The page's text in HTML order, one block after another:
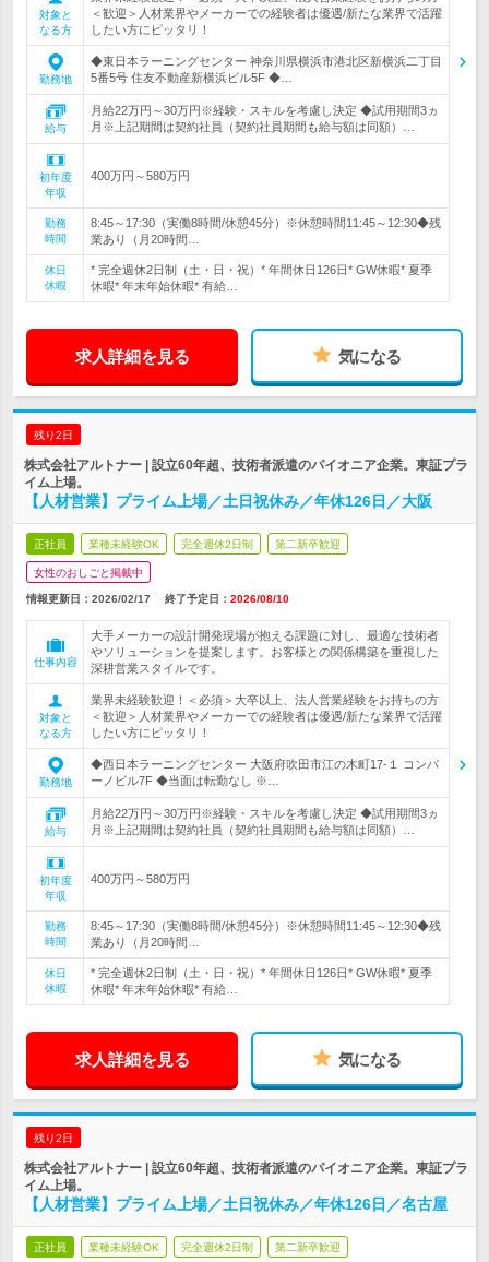
対象と
なる方
＜歓迎＞人材業界やメーカーでの経験者は優遇/新たな業界で活躍
したい方にピッタリ！
勤務地
◆東日本ラーニングセンター 神奈川県横浜市港北区新横浜二丁目
5番5号 住友不動産新横浜ビル5F ◆…
給与
月給22万円～30万円※経験・スキルを考慮し決定 ◆試用期間3ヵ
月※上記期間は契約社員（契約社員期間も給与額は同額）…
初年度
年収
400万円～580万円
勤務
時間
8:45～17:30（実働8時間/休憩45分）※休憩時間11:45～12:30◆残
業あり（月20時間…
休日
休暇
* 完全週休2日制（土・日・祝）* 年間休日126日* GW休暇* 夏季
休暇* 年末年始休暇* 有給…
求人詳細を見る 気になる
残り2日
株式会社アルトナー | 設立60年超、技術者派遣のパイオニア企業。東証プラ
イム上場。
【人材営業】プライム上場／土日祝休み／年休126日／大阪
正社員 業種未経験OK 完全週休2日制 第二新卒歓迎
女性のおしごと掲載中
情報更新日：2026/02/17 終了予定日： 2026/08/10
仕事内容
大手メーカーの設計開発現場が抱える課題に対し、最適な技術者
やソリューションを提案します。お客様との関係構築を重視した
深耕営業スタイルです。
対象と
なる方
業界未経験歓迎！＜必須＞大卒以上、法人営業経験をお持ちの方
＜歓迎＞人材業界やメーカーでの経験者は優遇/新たな業界で活躍
したい方にピッタリ！
勤務地
◆西日本ラーニングセンター 大阪府吹田市江の木町17-１ コンパ
ーノビル7F ◆当面は転勤なし ※…
給与
月給22万円～30万円※経験・スキルを考慮し決定 ◆試用期間3ヵ
月※上記期間は契約社員（契約社員期間も給与額は同額）…
初年度
年収
400万円～580万円
勤務
時間
8:45～17:30（実働8時間/休憩45分）※休憩時間11:45～12:30◆残
業あり（月20時間…
休日
休暇
* 完全週休2日制（土・日・祝）* 年間休日126日* GW休暇* 夏季
休暇* 年末年始休暇* 有給…
求人詳細を見る 気になる
残り2日
株式会社アルトナー | 設立60年超、技術者派遣のパイオニア企業。東証プラ
イム上場。
【人材営業】プライム上場／土日祝休み／年休126日／名古屋
正社員 業種未経験OK 完全週休2日制 第二新卒歓迎